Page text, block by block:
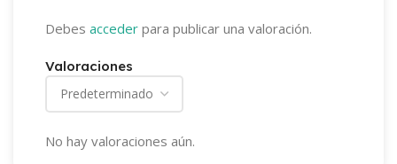
Valoraciones
No hay valoraciones aún.
Debes acceder para publicar una valoración.